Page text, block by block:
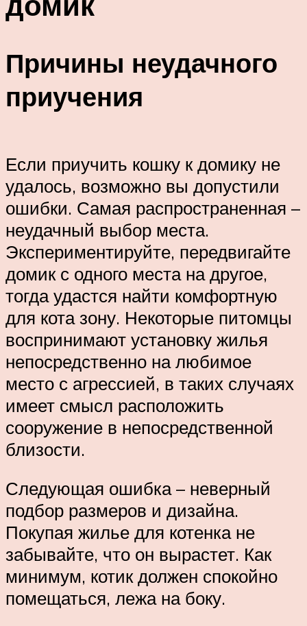
Причины неудачного
приучения
Если приучить кошку к домику не
удалось, возможно вы допустили
ошибки. Самая распространенная –
неудачный выбор места.
Экспериментируйте, передвигайте
домик с одного места на другое,
тогда удастся найти комфортную
для кота зону. Некоторые питомцы
воспринимают установку жилья
непосредственно на любимое
место с агрессией, в таких случаях
имеет смысл расположить
сооружение в непосредственной
близости.
Следующая ошибка – неверный
подбор размеров и дизайна.
Покупая жилье для котенка не
забывайте, что он вырастет. Как
минимум, котик должен спокойно
помещаться, лежа на боку.